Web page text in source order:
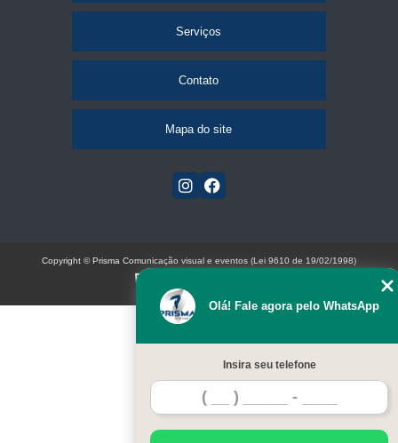
Serviços
Contato
Mapa do site
Olá! Fale agora pelo WhatsApp
Insira seu telefone
Copyright © Prisma Comunicação visual e eventos (Lei 9610 de 19/02/1998)